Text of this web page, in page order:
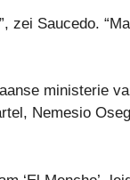
zei Saucedo.
ministerie
Nemesio